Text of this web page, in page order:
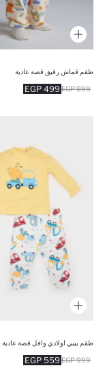
طقم قماش رقيق قصة عادية
499 EGP 999 EGP
559 EGP 999 EGP